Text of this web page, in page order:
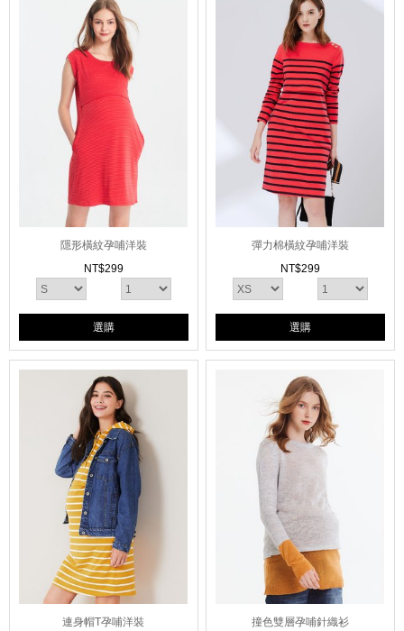
隱形橫紋孕哺洋裝
NT$299
選購
彈力棉橫紋孕哺洋裝
NT$299
選購
連身帽T孕哺洋裝 撞色雙層孕哺針織衫